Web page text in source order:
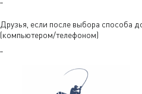
"
Друзья, если после выбора способа
(компьютером/телефоном)
"